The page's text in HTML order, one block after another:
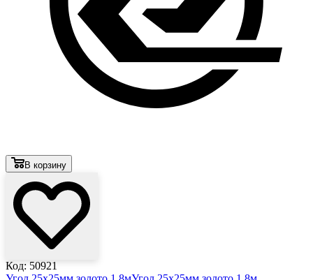
В корзину
Код: 50921